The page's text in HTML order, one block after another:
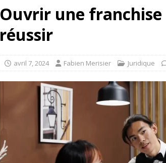
Ouvrir une
réussir
avril 7, 2024 Fabien Merisier Juridique